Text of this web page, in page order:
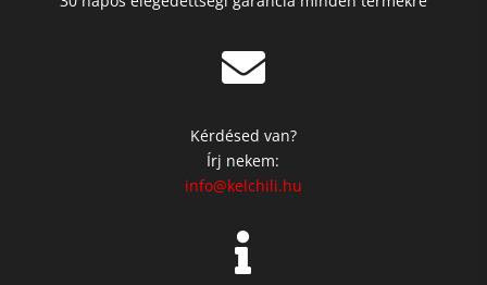

Kérdésed van?
Írj nekem:
info@kelchili.hu
